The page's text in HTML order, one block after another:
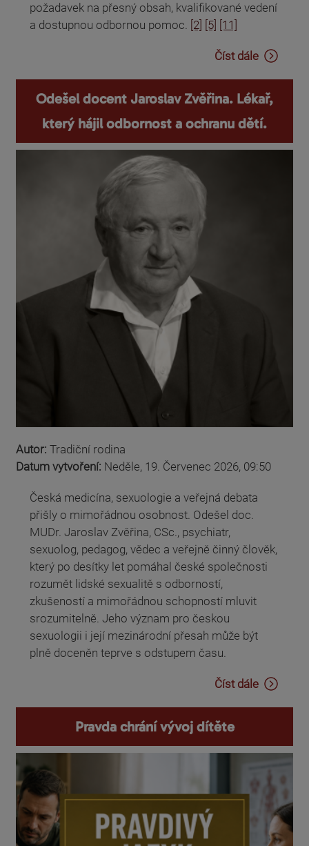
požadavek na přesný obsah, kvalifikované vedení
a dostupnou odbornou pomoc. [2] [5] [11]
Číst dále
Odešel docent Jaroslav Zvěřina. Lékař,
který hájil odbornost a ochranu dětí.
Autor: Tradiční rodina
Datum vytvoření: Neděle, 19. Červenec 2026, 09:50
Česká medicína, sexuologie a veřejná debata
přišly o mimořádnou osobnost. Odešel doc.
MUDr. Jaroslav Zvěřina, CSc., psychiatr,
sexuolog, pedagog, vědec a veřejně činný člověk,
který po desítky let pomáhal české společnosti
rozumět lidské sexualitě s odborností,
zkušeností a mimořádnou schopností mluvit
srozumitelně. Jeho význam pro českou
sexuologii i její mezinárodní přesah může být
plně doceněn teprve s odstupem času.
Číst dále
Pravda chrání vývoj dítěte